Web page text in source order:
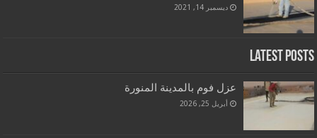
ديسمبر 14, 2021
Latest Posts
عزل فوم بالمدينة المنورة
أبريل 25, 2026